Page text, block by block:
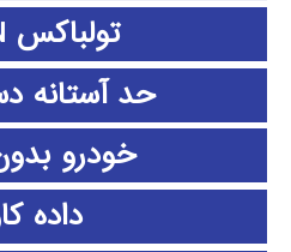
تولباکس WLAN
حد آستانه
خودرو
داده